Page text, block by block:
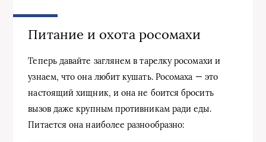
Питание и охота росомахи
Теперь давайте заглянем в тарелку росомахи и
узнаем, что она любит кушать. Росомаха — это
настоящий хищник, и она не боится бросить
вызов даже крупным противникам ради еды.
Питается она наиболее разнообразно: